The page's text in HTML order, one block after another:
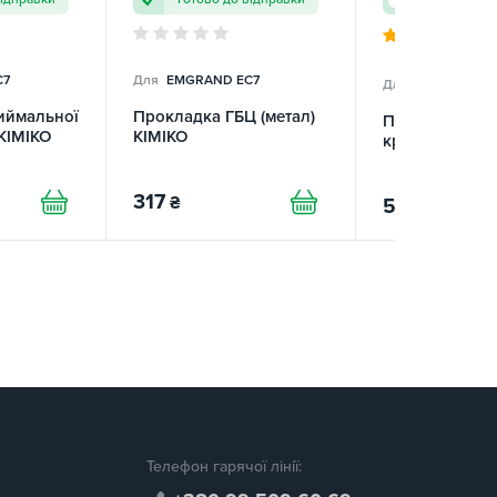
Для EMGRAND EC7
Прокладка ГБЦ (метал)
KIMIKO
317 ₴
Для
Прокладка
кришки
56
Телефон гарячої лінії: